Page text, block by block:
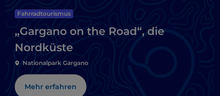
Fahrradtourismus
„Gargano on the Road“, die
Nordküste
Nationalpark Gargano
Mehr erfahren